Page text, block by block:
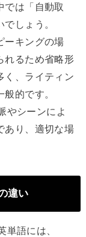
では「自動取
しょう。
ーキングの場
れるため省略形
く、ライティン
的です。
やシーンによ
あり、適切な場
違い
単語には、